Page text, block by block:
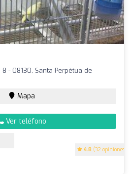
4.8 (32 opiniones)
- 08130, Santa Perpètua de
Mapa
Ver teléfono